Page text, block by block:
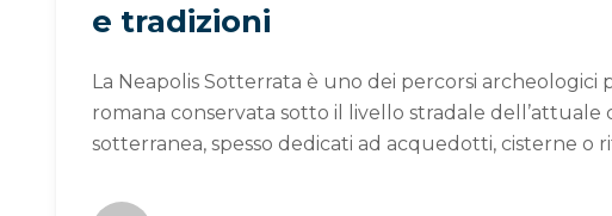
e tradizioni
La Neapolis Sotterrata è uno dei percorsi
romana conservata sotto il livello stradale
sotterranea, spesso dedicati ad acquedotti, cisterne o